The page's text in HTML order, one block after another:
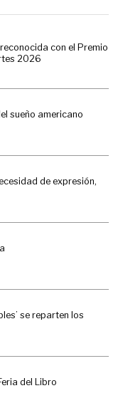
con el Premio
2026
sueño americano
de expresión,
se reparten los
del Libro